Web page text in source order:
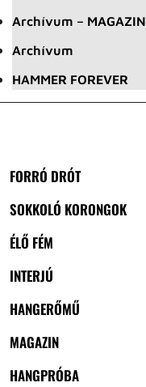
Archívum – MAGAZIN
Archívum
HAMMER FOREVER
FORRÓ DRÓT
SOKKOLÓ KORONGOK
ÉLŐ FÉM
INTERJÚ
HANGERŐMŰ
MAGAZIN
HANGPRÓBA